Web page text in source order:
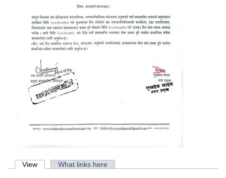
Primary tabs
View (active tab)What links here